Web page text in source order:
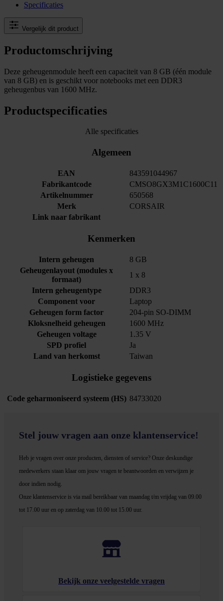
Specificaties
Vergelijk dit product
Productomschrijving
Deze geheugenmodule heeft een capaciteit van 8 GB (één module
van 8 GB) en is geschikt voor notebooks met een DDR3
geheugenbus van 1600 MHz.
Productspecificaties
Alle specificaties
Algemeen
EAN
843591044967
Fabrikantcode
CMSO8GX3M1C1600C11
Artikelnummer
650568
Merk
CORSAIR
Link naar fabrikant
Kenmerken
Intern geheugen
8 GB
Geheugenlayout (modules x
formaat)
1 x 8
Intern geheugentype
DDR3
Component voor
Laptop
Geheugen form factor
204-pin SO-DIMM
Kloksnelheid geheugen
1600 MHz
Geheugen voltage
1.35 V
SPD profiel
Ja
Land van herkomst
Taiwan
Logistieke gegevens
Code geharmoniseerd systeem (HS) 84733020
Stel jouw vragen aan onze klantenservice!
Heb je vragen over onze producten, diensten of service? Onze deskundige
medewerkers staan klaar om jouw vragen te beantwoorden en verwijzen je
door indien nodig.
Onze klantenservice is via mail bereikbaar van maandag t/m vrijdag van 09.00
tot 17.00 uur en op zaterdag van 10.00 tot 15.00 uur.
Bekijk onze veelgestelde vragen